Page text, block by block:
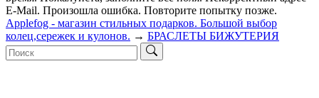
E-Mail. Произошла ошибка. Повторите попытку позже.
Applefog - магазин стильных подарков. Большой выбор
колец,сережек и кулонов. → БРАСЛЕТЫ БИЖУТЕРИЯ